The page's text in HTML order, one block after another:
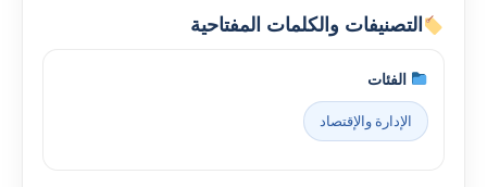
التصنيفات والكلمات المفتاحية
الفئات
الإدارة والإقتصاد